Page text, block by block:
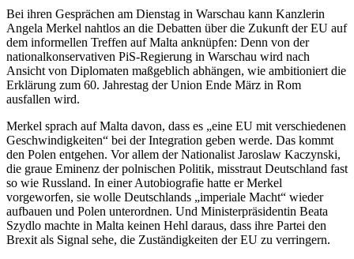
Bei ihren Gesprächen am Dienstag in Warschau kann Kanzlerin
Angela Merkel nahtlos an die Debatten über die Zukunft der EU auf
dem informellen Treffen auf Malta anknüpfen: Denn von der
nationalkonservativen PiS-Regierung in Warschau wird nach
Ansicht von Diplomaten maßgeblich abhängen, wie ambitioniert die
Erklärung zum 60. Jahrestag der Union Ende März in Rom
ausfallen wird.
Merkel sprach auf Malta davon, dass es „eine EU mit verschiedenen
Geschwindigkeiten“ bei der Integration geben werde. Das kommt
den Polen entgehen. Vor allem der Nationalist Jaroslaw Kaczynski,
die graue Eminenz der polnischen Politik, misstraut Deutschland fast
so wie Russland. In einer Autobiografie hatte er Merkel
vorgeworfen, sie wolle Deutschlands „imperiale Macht“ wieder
aufbauen und Polen unterordnen. Und Ministerpräsidentin Beata
Szydlo machte in Malta keinen Hehl daraus, dass ihre Partei den
Brexit als Signal sehe, die Zuständigkeiten der EU zu verringern.